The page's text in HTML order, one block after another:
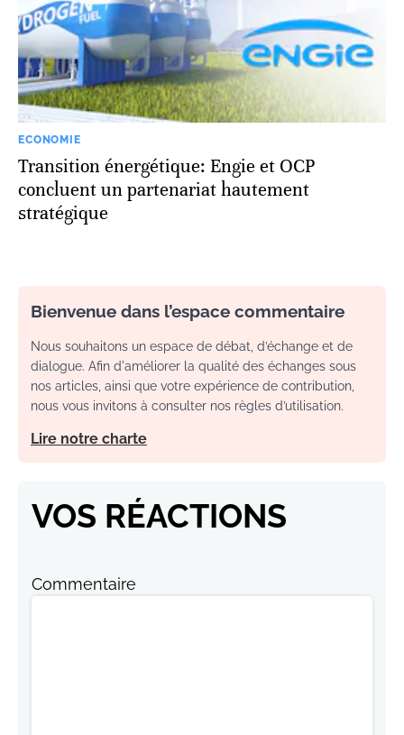
ECONOMIE
Transition énergétique: Engie et OCP
concluent un partenariat hautement
stratégique
Bienvenue dans l’espace commentaire
Nous souhaitons un espace de débat, d’échange et de
dialogue. Afin d'améliorer la qualité des échanges sous
nos articles, ainsi que votre expérience de contribution,
nous vous invitons à consulter nos règles d’utilisation.
Lire notre charte
VOS RÉACTIONS
Commentaire